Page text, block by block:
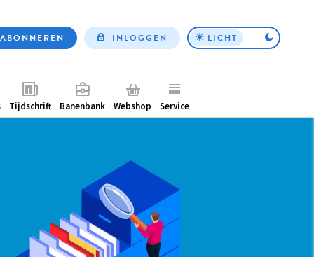
Top
ABONNEREN INLOGGEN LICHT
Tijdschrift Banenbank Webshop Service